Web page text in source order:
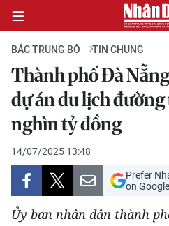
CHÍNH TRỊ
KINH TẾ
VĂN HÓA
XÃ HỘI
BẮC TRUNG BỘ TIN CHUNG
Thành phố Đà
dự án du lịch
nghìn tỷ đồng
14/07/2025 13:48
Prefer
on Google
Ủy ban nhân dân thành